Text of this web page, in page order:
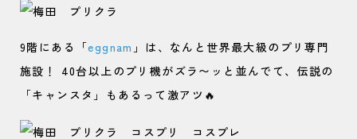
9階にある「eggnam 」は、なんと世界最大級のプリ専門
施設！ 40台以上のプリ機がズラ〜ッと並んでて、伝説の
「キャンスタ」もあるって激アツ🔥